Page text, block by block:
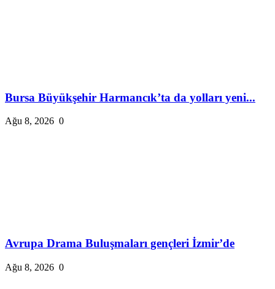
Bursa Büyükşehir Harmancık’ta da yolları yeni...
Ağu 8, 2026 0
Avrupa Drama Buluşmaları gençleri İzmir’de
Ağu 8, 2026 0